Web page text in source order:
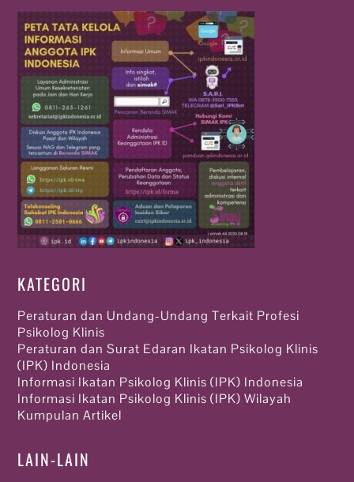
KATEGORI
Peraturan dan Undang-Undang Terkait Profesi
Psikolog Klinis
Peraturan dan Surat Edaran Ikatan Psikolog Klinis
(IPK) Indonesia
Informasi Ikatan Psikolog Klinis (IPK) Indonesia
Informasi Ikatan Psikolog Klinis (IPK) Wilayah
Kumpulan Artikel
LAIN-LAIN